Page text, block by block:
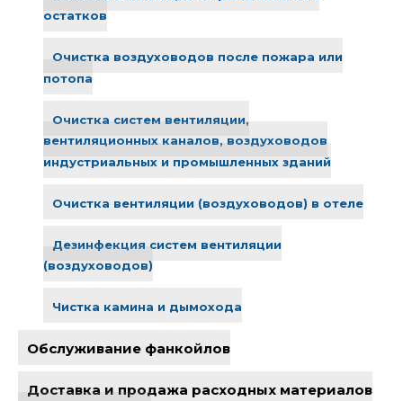
остатков
Очистка воздуховодов после пожара или
потопа
Очистка систем вентиляции,
вентиляционных каналов, воздуховодов
индустриальных и промышленных зданий
Очистка вентиляции (воздуховодов) в отеле
Дезинфекция систем вентиляции
(воздуховодов)
Чистка камина и дымохода
Обслуживание фанкойлов
Доставка и продажа расходных материалов